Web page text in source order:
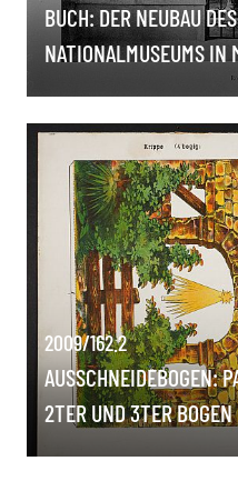
BUCH: DER NEUBAU
NATIONALMUSEUMS IN
2009/162.2
AUSSCHNEIDEBOGEN:
2TER UND 3TER BOGEN